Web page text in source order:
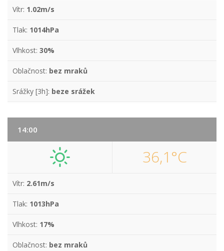
Vítr: 1.02m/s
Tlak: 1014hPa
Vlhkost: 30%
Oblačnost: bez mraků
Srážky [3h]: beze srážek
14:00
36,1°C
Vítr: 2.61m/s
Tlak: 1013hPa
Vlhkost: 17%
Oblačnost: bez mraků